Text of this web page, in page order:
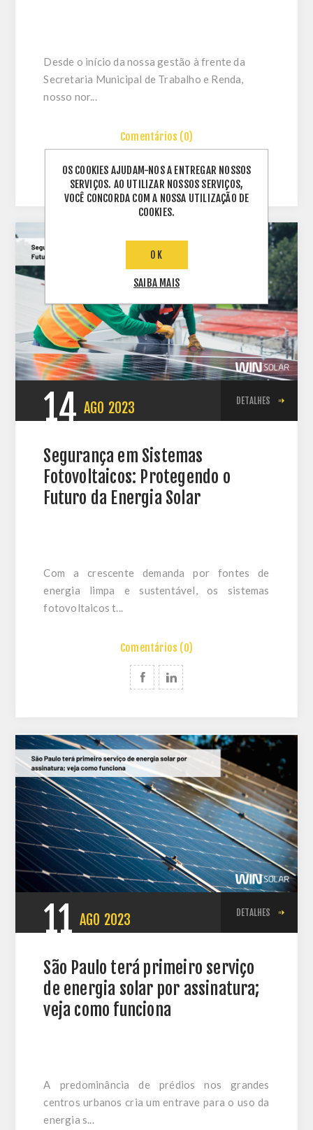
Desde o início da nossa gestão à frente da
Secretaria Municipal de Trabalho e Renda,
nosso nor...
Comentários (0)
14 AGO 2023 DETALHES
Segurança em Sistemas
Fotovoltaicos: Protegendo o
Futuro da Energia Solar
Com a crescente demanda por fontes de
energia limpa e sustentável, os sistemas
fotovoltaicos t...
Comentários (0)
11 AGO 2023 DETALHES
São Paulo terá primeiro serviço
de energia solar por assinatura;
veja como funciona
A predominância de prédios nos grandes
centros urbanos cria um entrave para o uso da
energia s...
OS COOKIES AJUDAM-NOS A ENTREGAR NOSSOS
SERVIÇOS. AO UTILIZAR NOSSOS SERVIÇOS,
VOCÊ CONCORDA COM A NOSSA UTILIZAÇÃO DE
COOKIES.
OK
SAIBA MAIS